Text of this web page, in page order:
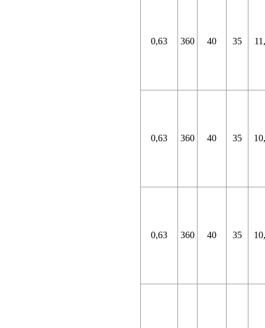
0,63 360 40 35
0,63 360 40 35
0,63 360 40 35